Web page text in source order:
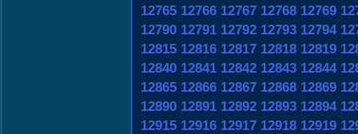
12765 12766 12767 12768 12769
12790 12791 12792 12793 12794
12815 12816 12817 12818 12819
12840 12841 12842 12843 12844
12865 12866 12867 12868 12869
12890 12891 12892 12893 12894
12915 12916 12917 12918 12919